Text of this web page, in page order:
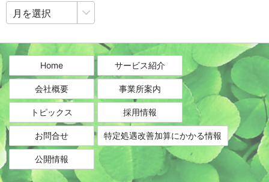
ア
ー
カ
ブ
Home
サービス紹介
会社概要 事業所案内
トピックス 採用情報
お問合せ 特定処遇改善加算にかかる情報
公開情報